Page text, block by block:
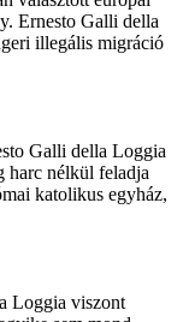
Ernesto Galli della
illegális migráció
Galli della Loggia
harc nélkül feladja
katolikus egyház,
Loggia viszont